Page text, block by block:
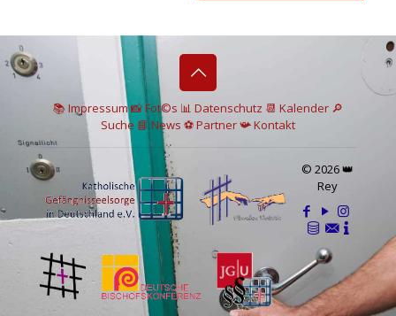
📚 Impressum📸Fot©s 📊 Datenschutz 📆 Kalender 🔎
Suche 📘 News ⚽Partner📯Kontakt
© 2026 👑
Rey